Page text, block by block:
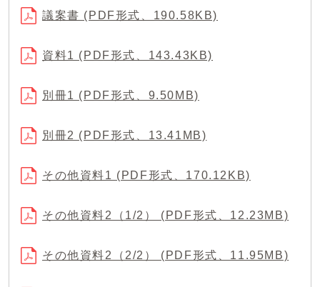
議案書 (PDF形式、190.58KB)
資料1 (PDF形式、143.43KB)
別冊1 (PDF形式、9.50MB)
別冊2 (PDF形式、13.41MB)
その他資料1 (PDF形式、170.12KB)
その他資料2（1/2） (PDF形式、12.23MB)
その他資料2（2/2） (PDF形式、11.95MB)